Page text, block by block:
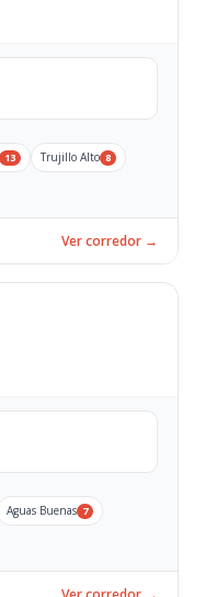
13 Trujillo Alto 8
Ver corredor →
Aguas Buenas 7